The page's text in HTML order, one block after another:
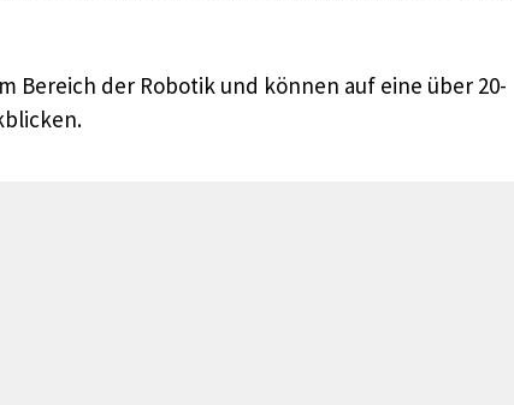
Bereich der Robotik und können auf eine über 20-